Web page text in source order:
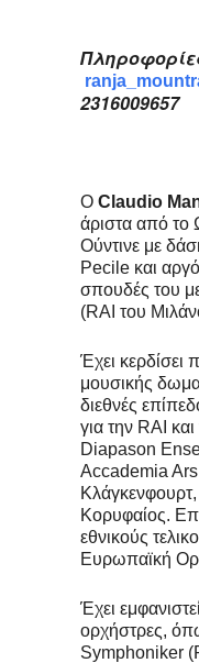
2316009657
Ο Claudio
άριστα από το
Ούντινε με
Pecile και
σπουδές του
(RAI του
Έχει κερδίσει
μουσικής
διεθνές
για την RAI
Diapason
Accademia
Κορυφαίος.
εθνικούς
Ευρωπαϊκή
Έχει
ορχήστρες,
Symphoniker